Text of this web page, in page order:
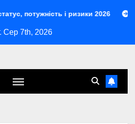
і ризики 2026 Кинджал
Сер 7th, 2026